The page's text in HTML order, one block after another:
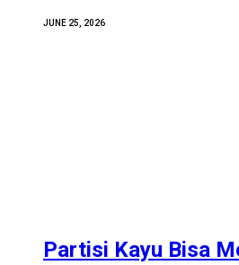
JUNE 25, 2026
Partisi Kayu Bisa